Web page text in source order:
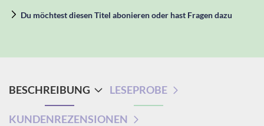
Du möchtest diesen Titel abonieren oder hast Fragen dazu
BESCHREIBUNG LESEPROBE
KUNDENREZENSIONEN